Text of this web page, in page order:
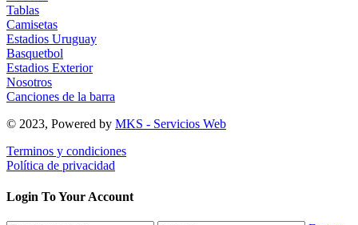
Tablas
Camisetas
Estadios Uruguay
Basquetbol
Estadios Exterior
Nosotros
Canciones de la barra
© 2023, Powered by MKS - Servicios Web
Terminos y condiciones
Política de privacidad
Login To Your Account